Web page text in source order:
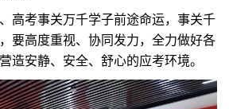
考事关万千学子前途命运，事关千
要高度重视、协同发力，全力做好各
造安静、安全、舒心的应考环境。